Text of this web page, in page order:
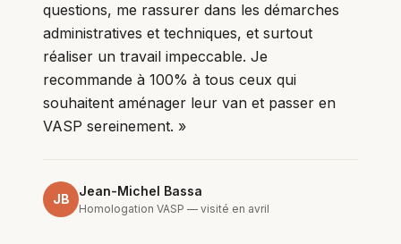
questions, me rassurer dans les démarches
administratives et techniques, et surtout
réaliser un travail impeccable. Je
recommande à 100% à tous ceux qui
souhaitent aménager leur van et passer en
VASP sereinement. »
JB
Jean-Michel Bassa
Homologation VASP — visité en avril